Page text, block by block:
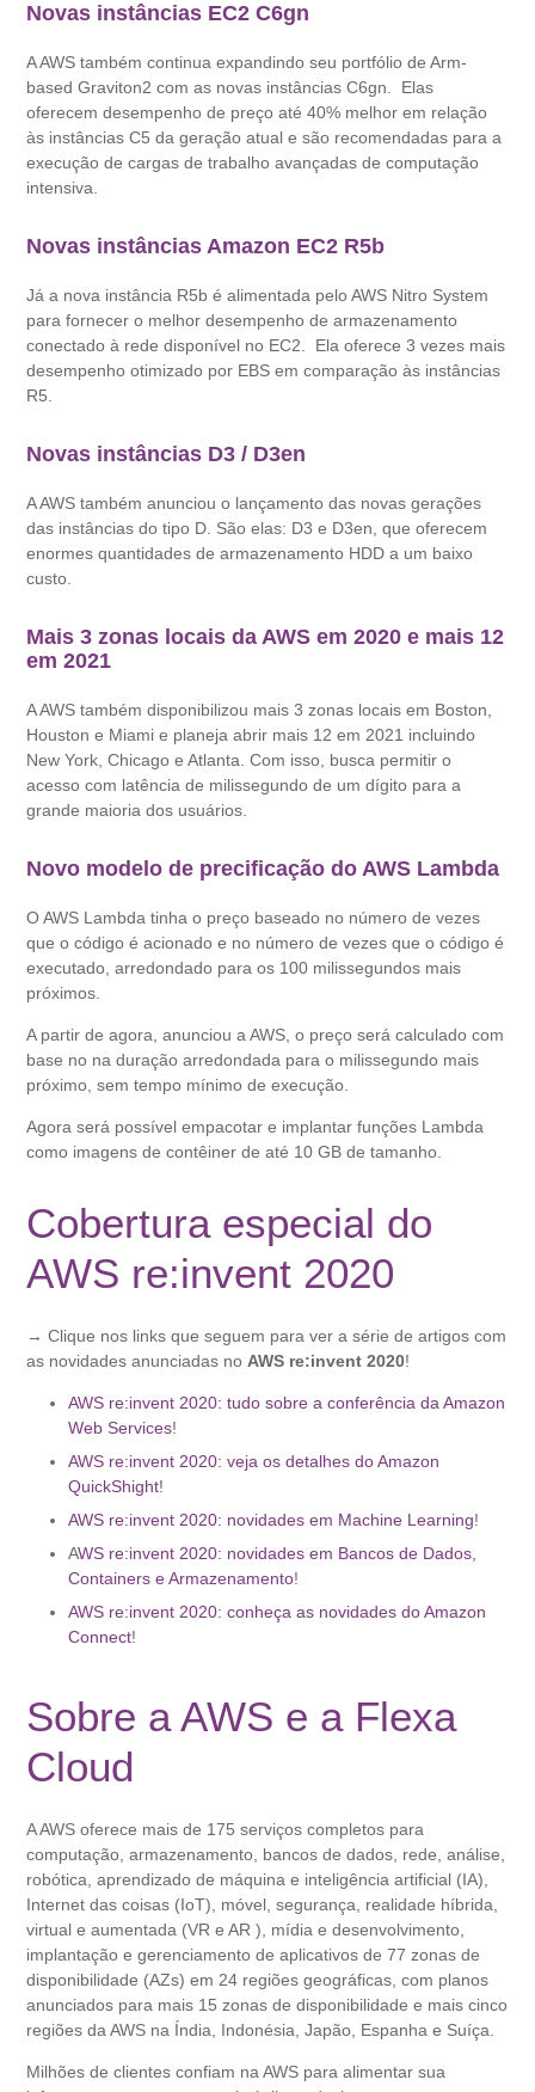
Novas instâncias EC2 C6gn
A AWS também continua expandindo seu portfólio de Arm-
based Graviton2 com as novas instâncias C6gn. Elas
oferecem desempenho de preço até 40% melhor em relação
às instâncias C5 da geração atual e são recomendadas para a
execução de cargas de trabalho avançadas de computação
intensiva.
Novas instâncias Amazon EC2 R5b
Já a nova instância R5b é alimentada pelo AWS Nitro System
para fornecer o melhor desempenho de armazenamento
conectado à rede disponível no EC2. Ela oferece 3 vezes mais
desempenho otimizado por EBS em comparação às instâncias
R5.
Novas instâncias D3 / D3en
A AWS também anunciou o lançamento das novas gerações
das instâncias do tipo D. São elas: D3 e D3en, que oferecem
enormes quantidades de armazenamento HDD a um baixo
custo.
Mais 3 zonas locais da AWS em 2020 e mais 12
em 2021
A AWS também disponibilizou mais 3 zonas locais em Boston,
Houston e Miami e planeja abrir mais 12 em 2021 incluindo
New York, Chicago e Atlanta. Com isso, busca permitir o
acesso com latência de milissegundo de um dígito para a
grande maioria dos usuários.
Novo modelo de precificação do AWS Lambda
O AWS Lambda tinha o preço baseado no número de vezes
que o código é acionado e no número de vezes que o código é
executado, arredondado para os 100 milissegundos mais
próximos.
A partir de agora, anunciou a AWS, o preço será calculado com
base no na duração arredondada para o milissegundo mais
próximo, sem tempo mínimo de execução.
Agora será possível empacotar e implantar funções Lambda
como imagens de contêiner de até 10 GB de tamanho.
Cobertura especial do
AWS re:invent 2020
→ Clique nos links que seguem para ver a série de artigos com
as novidades anunciadas no AWS re:invent 2020!
AWS re:invent 2020: tudo sobre a conferência da Amazon
Web Services!
AWS re:invent 2020: veja os detalhes do Amazon
QuickShight!
AWS re:invent 2020: novidades em Machine Learning!
AWS re:invent 2020: novidades em Bancos de Dados,
Containers e Armazenamento!
AWS re:invent 2020: conheça as novidades do Amazon
Connect!
Sobre a AWS e a Flexa
Cloud
A AWS oferece mais de 175 serviços completos para
computação, armazenamento, bancos de dados, rede, análise,
robótica, aprendizado de máquina e inteligência artificial (IA),
Internet das coisas (IoT), móvel, segurança, realidade híbrida,
virtual e aumentada (VR e AR ), mídia e desenvolvimento,
implantação e gerenciamento de aplicativos de 77 zonas de
disponibilidade (AZs) em 24 regiões geográficas, com planos
anunciados para mais 15 zonas de disponibilidade e mais cinco
regiões da AWS na Índia, Indonésia, Japão, Espanha e Suíça.
Milhões de clientes confiam na AWS para alimentar sua